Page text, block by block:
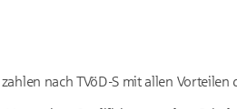
nach TVöD-S mit allen